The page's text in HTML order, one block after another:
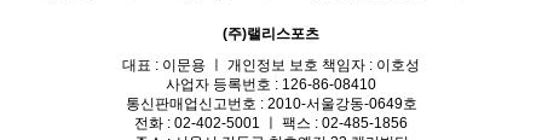
(주)랠리스포츠
대표 : 이문용 ㅣ 개인정보 보호 책임자 : 이호성
사업자 등록번호 : 126-86-08410
통신판매업신고번호 : 2010-서울강동-0649호
전화 : 02-402-5001 ㅣ 팩스 : 02-485-1856